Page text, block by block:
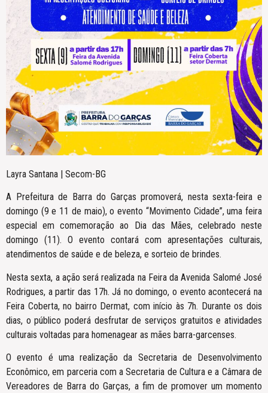
Layra Santana | Secom-BG
A Prefeitura de Barra do Garças promoverá, nesta sexta-feira e
domingo (9 e 11 de maio), o evento “Movimento Cidade”, uma feira
especial em comemoração ao Dia das Mães, celebrado neste
domingo (11). O evento contará com apresentações culturais,
atendimentos de saúde e de beleza, e sorteio de brindes.
Nesta sexta, a ação será realizada na Feira da Avenida Salomé José
Rodrigues, a partir das 17h. Já no domingo, o evento acontecerá na
Feira Coberta, no bairro Dermat, com início às 7h. Durante os dois
dias, o público poderá desfrutar de serviços gratuitos e atividades
culturais voltadas para homenagear as mães barra-garcenses.
O evento é uma realização da Secretaria de Desenvolvimento
Econômico, em parceria com a Secretaria de Cultura e a Câmara de
Vereadores de Barra do Garças, a fim de promover um momento